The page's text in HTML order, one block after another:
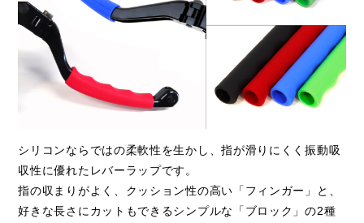
閉じる
シリコンならではの柔軟性を生かし、指が滑りにくく振動吸
収性に優れたレバーラップです。
指の収まりがよく、クッション性の高い「フィンガー」と、
好きな長さにカットもできるシンプルな「ブロック」の2種